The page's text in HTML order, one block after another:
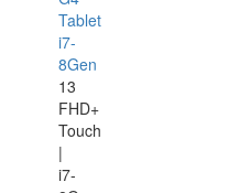
Tablet
i7-
8Gen
13
FHD+
Touch
|
i7-